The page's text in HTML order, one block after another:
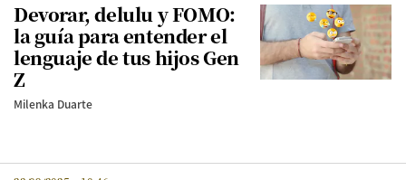
Devorar, delulu y FOMO:
la guía para entender el
lenguaje de tus hijos Gen
Z
Milenka Duarte